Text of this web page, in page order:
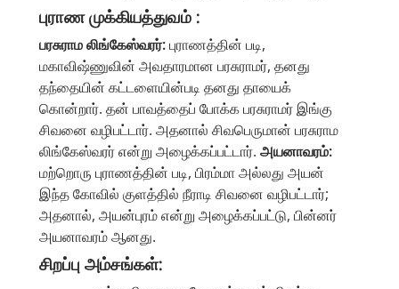
புராண முக்கியத்துவம் :
பரசுராம லிங்கேஸ்வரர்:புராணத்தின் படி,
மகாவிஷ்ணுவின் அவதாரமான பரசுராமர், தனது
தந்தையின் கட்டளையின்படி தனது தாயைக்
கொன்றார். தன் பாவத்தைப் போக்க பரசுராமர் இங்கு
சிவனை வழிபட்டார். அதனால் சிவபெருமான் பரசுராம
லிங்கேஸ்வரர் என்று அழைக்கப்பட்டார். அயனாவரம்:
மற்றொரு புராணத்தின் படி, பிரம்மா அல்லது அயன்
இந்த கோவில் குளத்தில் நீராடி சிவனை வழிபட்டார்;
அதனால், அயன்புரம் என்று அழைக்கப்பட்டு, பின்னர்
அயனாவரம் ஆனது.
சிறப்பு அம்சங்கள்: